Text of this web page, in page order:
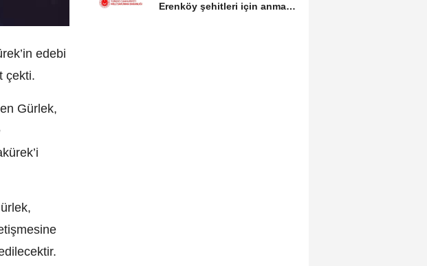
edebi
çekti.
Gürlek,
Erenköy şehitleri için anma